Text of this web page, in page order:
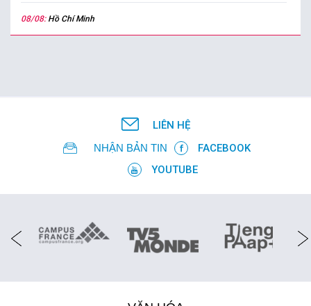
08/08: Hồ Chí Minh
LIÊN HỆ
NHẬN BẢN TIN
FACEBOOK
YOUTUBE